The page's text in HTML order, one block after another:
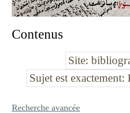
Contenus
Site
Sujet est exactement
Recherche avancée